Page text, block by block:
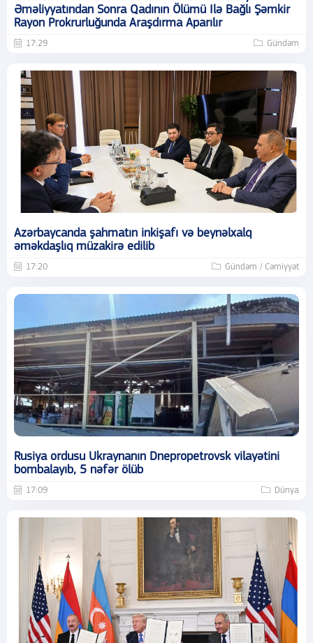
Əməliyyatından Sonra Qadının Ölümü Ilə Bağlı Şəmkir
Rayon Prokrurluğunda Araşdırma Aparılır
17:29 Gündəm
Azərbaycanda şahmatın inkişafı və beynəlxalq
əməkdaşlıq müzakirə edilib
17:20 Gündəm / Cəmiyyət
Rusiya ordusu Ukraynanın Dnepropetrovsk vilayətini
bombalayıb, 5 nəfər ölüb
17:09 Dünya